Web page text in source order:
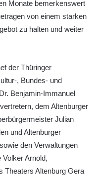
Monate bemerkenswert
von einem starken
zu halten und weiter
der Thüringer
, Bundes- und
Benjamin-Immanuel
dem Altenburger
Julian
und Altenburger
den Verwaltungen
Volker Arnold,
Theaters Altenburg Gera